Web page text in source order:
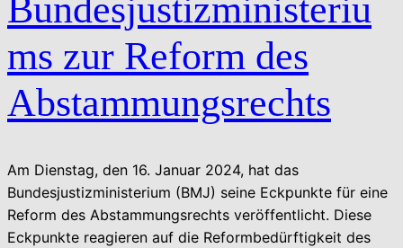
Bundesjustizministeriu
ms zur Reform des
Abstammungsrechts
Am Dienstag, den 16. Januar 2024, hat das
Bundesjustizministerium (BMJ) seine Eckpunkte für eine
Reform des Abstammungsrechts veröffentlicht. Diese
Eckpunkte reagieren auf die Reformbedürftigkeit des